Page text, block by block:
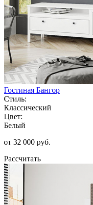
Гостиная Бангор
Стиль:
Классический
Цвет:
Белый
от 32 000 руб.
Рассчитать